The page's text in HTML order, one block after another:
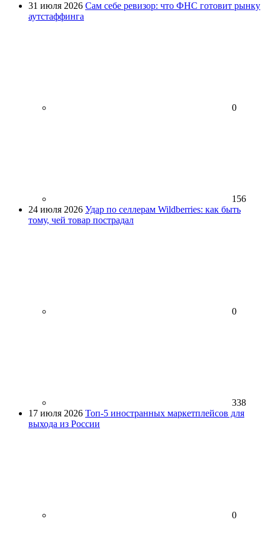
31 июля 2026 Сам себе ревизор: что ФНС готовит рынку
аутстаффинга
0
156
24 июля 2026 Удар по селлерам Wildberries: как быть
тому, чей товар пострадал
0
338
17 июля 2026 Топ-5 иностранных маркетплейсов для
выхода из России
0